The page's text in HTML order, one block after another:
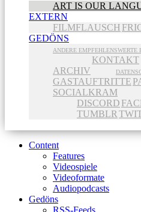
ART IS OUR
EXTERN
FILMFLAUSCH
GEDÖNS
ANDERE
ARCHIV
KONTAKT
GASTAUFTRITTE
SOCIALKRAM
DISCORD
TUMBLR
Content
Features
Videospiele
Videoformate
Audiopodcasts
Gedöns